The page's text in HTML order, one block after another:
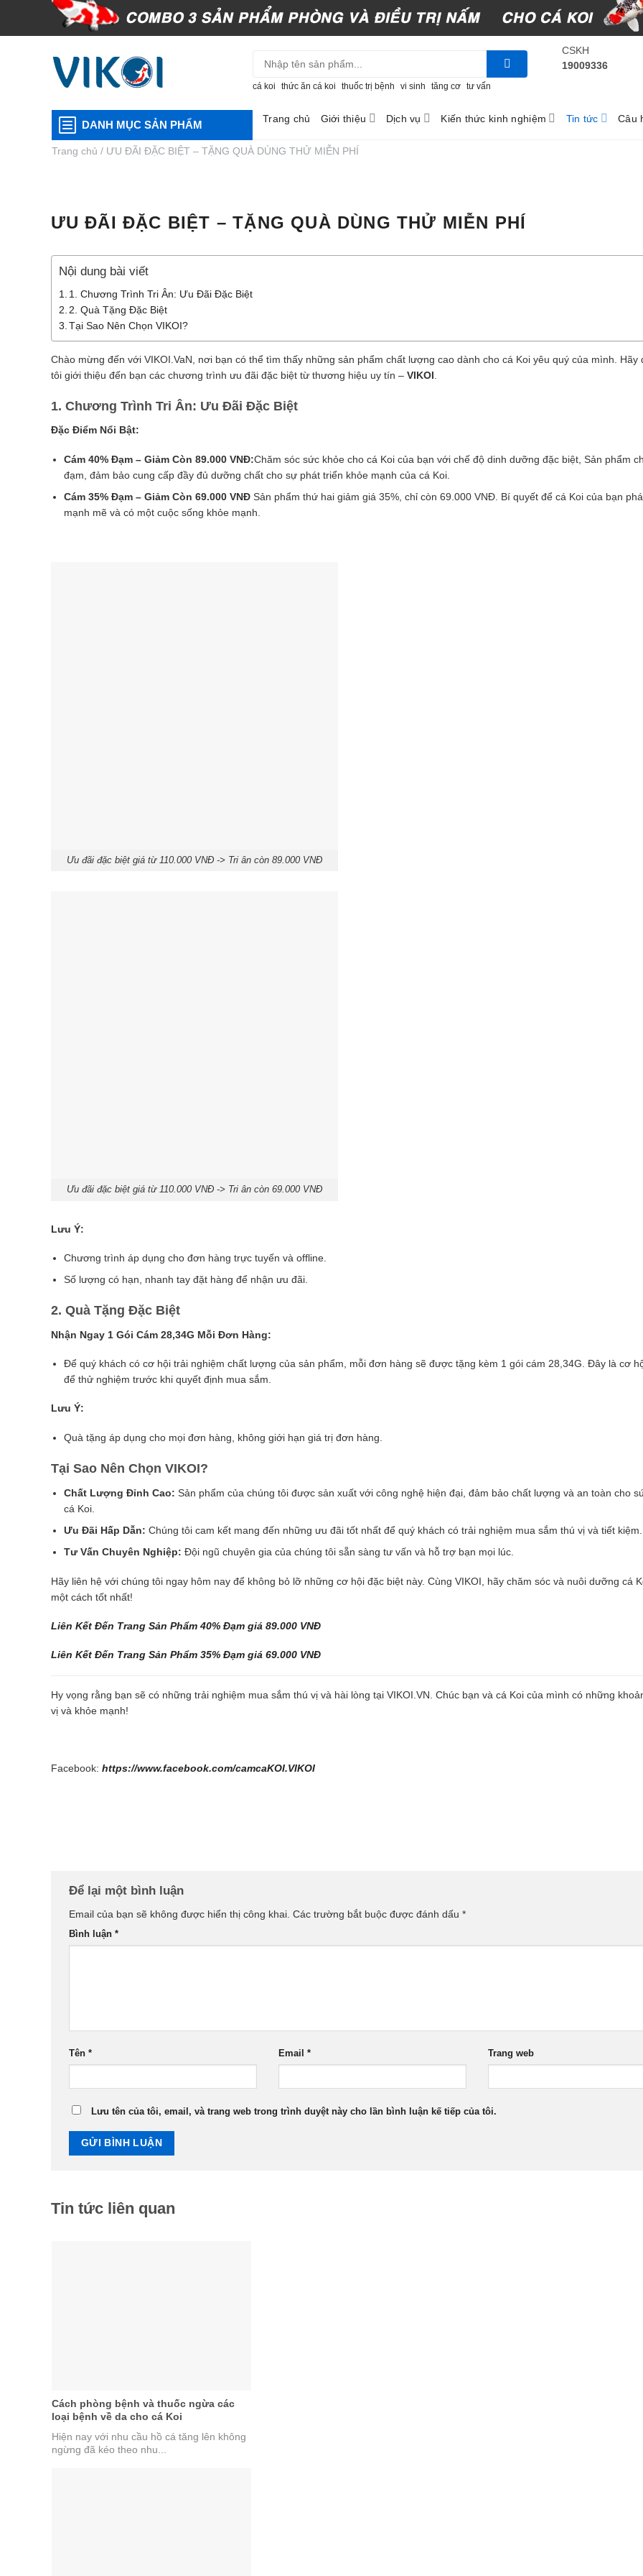
content
cá koi thức ăn cá koi thuốc trị bệnh vi sinh tăng cơ tư vấn
CSKH
19009336
DANH MỤC SẢN PHẨM Trang chủ Giới thiệu Dịch vụ Kiến thức kinh nghiệm Tin tức Câu
Trang chủ / ƯU ĐÃI ĐẶC BIỆT – TẶNG QUÀ DÙNG THỬ MIỄN PHÍ
ƯU ĐÃI ĐẶC BIỆT – TẶNG QUÀ DÙNG THỬ MIỄN PHÍ
Nội dung bài viết
1. Chương Trình Tri Ân: Ưu Đãi Đặc Biệt
2. Quà Tặng Đặc Biệt
Tại Sao Nên Chọn VIKOI?
Chào mừng đến với VIKOI.VaN, nơi bạn có thể tìm thấy những sản phẩm chất lượng cao dành cho cá Koi yêu quý của mình. Hãy
tôi giới thiệu đến bạn các chương trình ưu đãi đặc biệt từ thương hiệu uy tín – VIKOI
1. Chương Trình Tri Ân: Ưu Đãi Đặc Biệt
Đặc Điểm Nổi Bật:
Cám 40% Đạm – Giảm Còn 89.000 VNĐ:Chăm sóc sức khỏe cho cá Koi của bạn với chế độ dinh dưỡng đặc biệt, Sản phẩm
đạm, đảm bảo cung cấp đầy đủ dưỡng chất cho sự phát triển khỏe mạnh của cá Koi.
Cám 35% Đạm – Giảm Còn 69.000 VNĐSản phẩm thứ hai giảm giá 35%, chỉ còn 69.000 VNĐ. Bí quyết để cá Koi của bạn
mạnh mẽ và có một cuộc sống khỏe mạnh.
Ưu đãi đặc biệt giá từ 110.000 VNĐ -> Tri ân còn 89.000 VNĐ
Ưu đãi đặc biệt giá từ 110.000 VNĐ -> Tri ân còn 69.000 VNĐ
Lưu Ý:
Chương trình áp dụng cho đơn hàng trực tuyến và offline.
Số lượng có hạn, nhanh tay đặt hàng để nhận ưu đãi.
2. Quà Tặng Đặc Biệt
Nhận Ngay 1 Gói Cám 28,34G Mỗi Đơn Hàng:
Để quý khách có cơ hội trải nghiệm chất lượng của sản phẩm, mỗi đơn hàng sẽ được tặng kèm 1 gói cám 28,34G. Đây là cơ
để thử nghiệm trước khi quyết định mua sắm.
Lưu Ý:
Quà tặng áp dụng cho mọi đơn hàng, không giới hạn giá trị đơn hàng.
Tại Sao Nên Chọn VIKOI?
Chất Lượng Đỉnh Cao: Sản phẩm của chúng tôi được sản xuất với công nghệ hiện đại, đảm bảo chất lượng và an toàn cho
cá Koi.
Ưu Đãi Hấp Dẫn: Chúng tôi cam kết mang đến những ưu đãi tốt nhất để quý khách có trải nghiệm mua sắm thú vị và tiết kiệm.
Tư Vấn Chuyên Nghiệp: Đội ngũ chuyên gia của chúng tôi sẵn sàng tư vấn và hỗ trợ bạn mọi lúc.
Hãy liên hệ với chúng tôi ngay hôm nay để không bỏ lỡ những cơ hội đặc biệt này. Cùng VIKOI, hãy chăm sóc và nuôi dưỡng cá
một cách tốt nhất!
Liên Kết Đến Trang Sản Phẩm 40% Đạm giá 89.000 VNĐ
Liên Kết Đến Trang Sản Phẩm 35% Đạm giá 69.000 VNĐ
Hy vọng rằng bạn sẽ có những trải nghiệm mua sắm thú vị và hài lòng tại VIKOI.VN. Chúc bạn và cá Koi của mình có những
vị và khỏe mạnh!
Facebook: https://www.facebook.com/camcaKOI.VIKOI
Để lại một bình luận
Email của bạn sẽ không được hiển thị công khai. Các trường bắt buộc được đánh dấu *
Bình luận *
Tên * Email * Trang web
Lưu tên của tôi, email, và trang web trong trình duyệt này cho lần bình luận kế tiếp của tôi.
Tin tức liên quan
Cách phòng bệnh và thuốc ngừa các
loại bệnh về da cho cá Koi
Hiện nay với nhu cầu hồ cá tăng lên không
ngừng đã kéo theo nhu...